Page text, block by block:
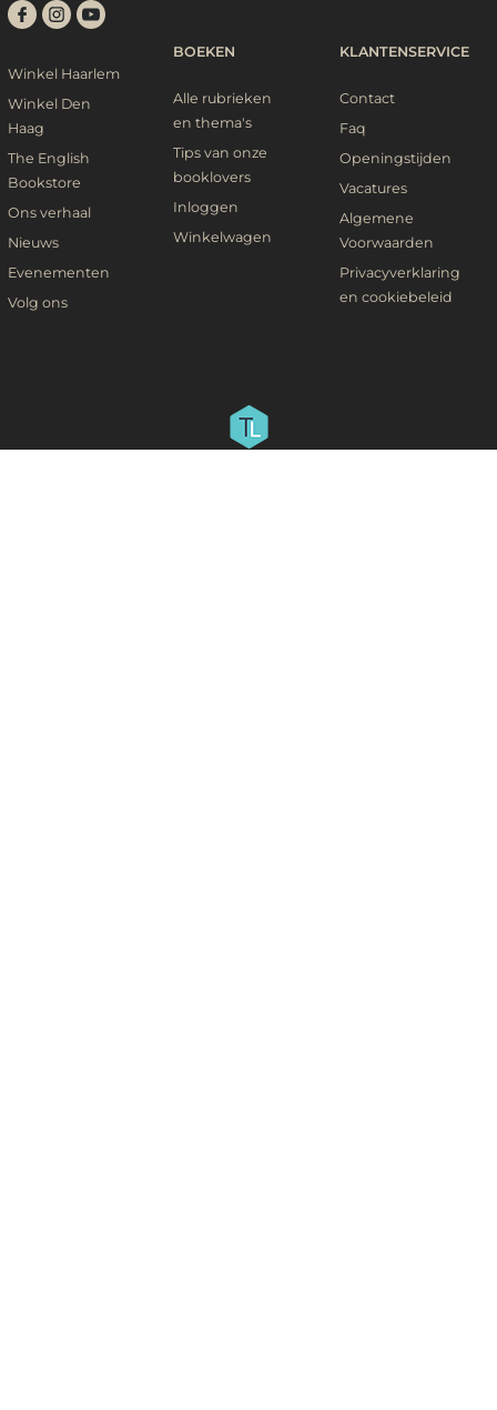
Winkel Haarlem
Winkel Den
Haag
The English
Bookstore
Ons verhaal
Nieuws
Evenementen
Volg ons
BOEKEN
Alle rubrieken
en thema's
Tips van onze
booklovers
Inloggen
Winkelwagen
KLANTENSERVICE
Contact
Faq
Openingstijden
Vacatures
Algemene
Voorwaarden
Privacyverklaring
en cookiebeleid